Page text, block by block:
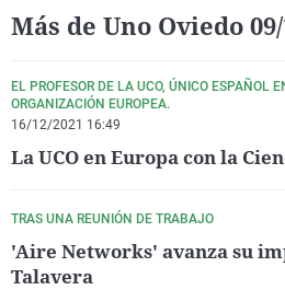
Más de Uno Oviedo 09/
EL PROFESOR DE LA UCO, ÚNICO ESPAÑOL
ORGANIZACIÓN EUROPEA.
16/12/2021 16:49
La UCO en Europa con la
TRAS UNA REUNIÓN DE TRABAJO
'Aire Networks' avanza su
Talavera